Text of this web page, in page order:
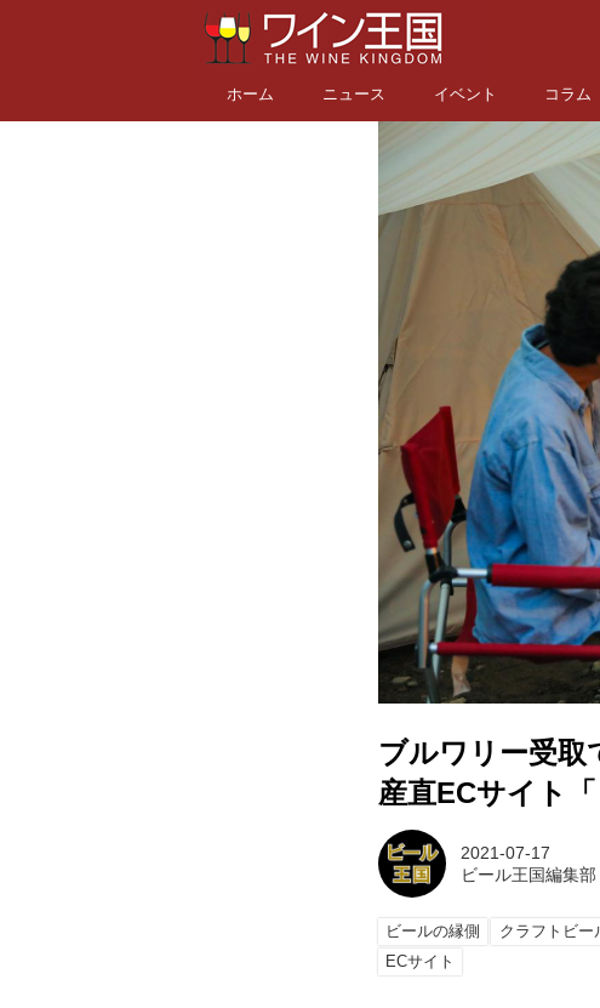
ホーム ニュース イベント コラム
ブルワリー受取
産直ECサイト
2021-07-17
ビール王国編集部
ビールの縁側 クラフトビー
ECサイト